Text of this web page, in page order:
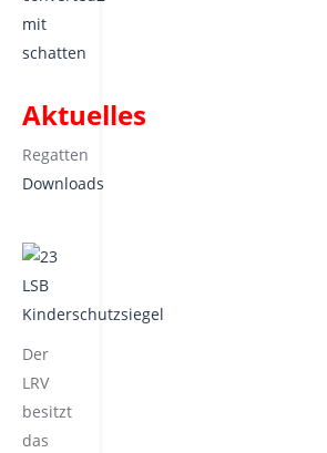
Aktuelles
Regatten
Downloads
Der
LRV
besitzt
das